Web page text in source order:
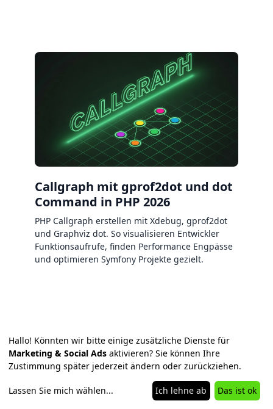
Callgraph mit gprof2dot und dot
Command in PHP 2026
PHP Callgraph erstellen mit Xdebug, gprof2dot
und Graphviz dot. So visualisieren Entwickler
Funktionsaufrufe, finden Performance Engpässe
und optimieren Symfony Projekte gezielt.
Hallo! Könnten wir bitte einige zusätzliche Dienste für
Marketing & Social Ads aktivieren? Sie können Ihre
Zustimmung später jederzeit ändern oder zurückziehen.
Lassen Sie mich wählen... Ich lehne ab Das ist ok